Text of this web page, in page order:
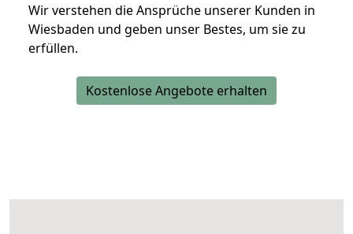
Wir verstehen die Ansprüche unserer Kunden in
Wiesbaden und geben unser Bestes, um sie zu
erfüllen.
Kostenlose Angebote erhalten